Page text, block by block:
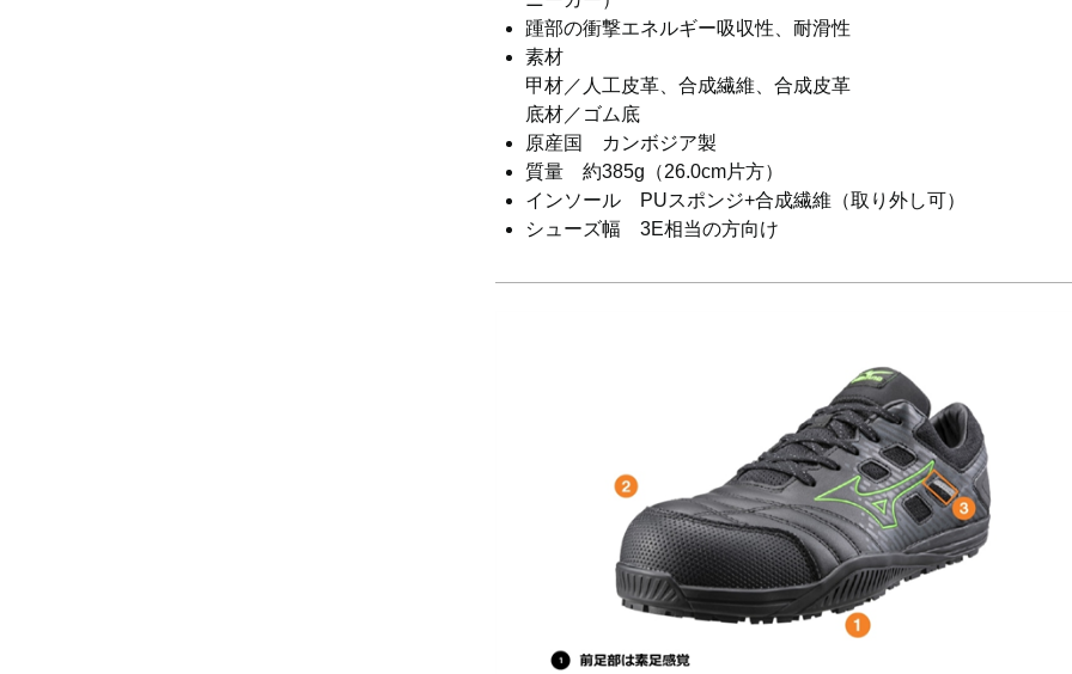
踵部の衝撃エネルギー吸収性、耐滑性
素材
甲材／人工皮革、合成繊維、合成皮革
底材／ゴム底
原産国 カンボジア製
質量 約385g（26.0cm片方）
インソール PUスポンジ+合成繊維（取り外し可）
シューズ幅 3E相当の方向け